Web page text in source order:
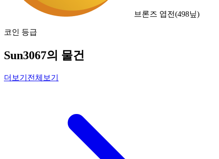
브론즈 엽전(498닢)
코인 등급
Sun3067의 물건
더보기 전체보기